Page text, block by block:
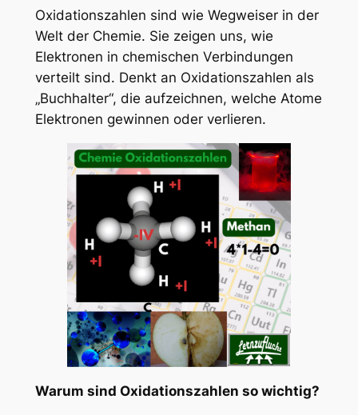
Oxidationszahlen sind wie Wegweiser in der
Welt der Chemie. Sie zeigen uns, wie
Elektronen in chemischen Verbindungen
verteilt sind. Denkt an Oxidationszahlen als
„Buchhalter“, die aufzeichnen, welche Atome
Elektronen gewinnen oder verlieren.
Warum sind Oxidationszahlen so wichtig?